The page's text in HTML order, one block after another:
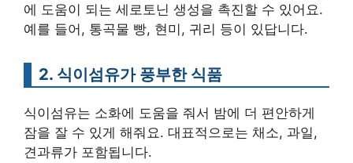
에 도움이 되는 세로토닌 생성을 촉진할 수 있어요.
예를 들어, 통곡물 빵, 현미, 귀리 등이 있답니다.
2. 식이섬유가 풍부한 식품
식이섬유는 소화에 도움을 줘서 밤에 더 편안하게
잠을 잘 수 있게 해줘요. 대표적으로는 채소, 과일,
견과류가 포함됩니다.